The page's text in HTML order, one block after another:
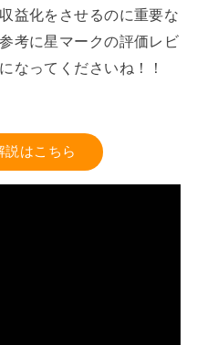
益化をさせるのに重要な
考に星マークの評価レビ
なってくださいね！！
説はこちら